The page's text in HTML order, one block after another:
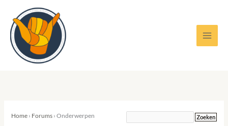
naar
inhoud
Home › Forums › Onderwerpen